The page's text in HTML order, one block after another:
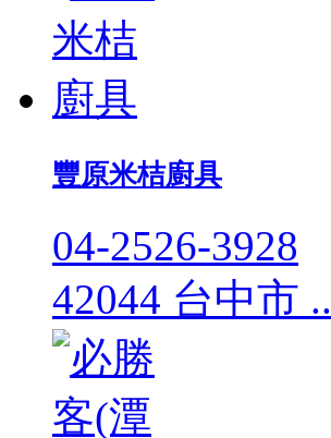
豐原米桔廚具
04-2526-3928
42044 台中市 ..